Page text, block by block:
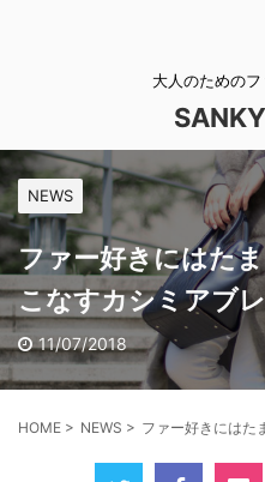
大人のための
NEWS
ファー好きにはた
こなすカシミアブ
11/07/2018
HOME > NEWS > ファー好きにはた